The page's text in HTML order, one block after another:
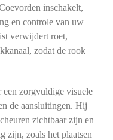
inschakelt,
en controle van uw
verwijdert roet,
zodat de rook
een zorgvuldige visuele
de aansluitingen. Hij
zichtbaar zijn en
zijn, zoals het plaatsen